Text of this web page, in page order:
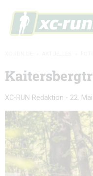
XC-RUN Redaktion - 22.